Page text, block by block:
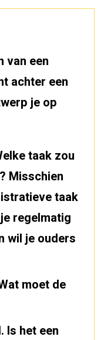
van een
achter een
je op
taak zou
Misschien
taak
regelmatig
wil je ouders
moet de
Is het een